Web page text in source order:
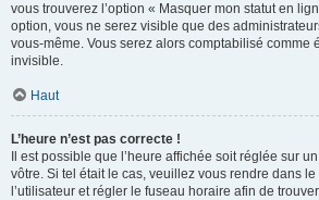
vous trouverez l’option « Masquer mon statut en
option, vous ne serez visible que des
vous-même. Vous serez alors comptabilisé comme
invisible.
Haut
L’heure n’est pas correcte !
Il est possible que l’heure affichée soit réglée sur
vôtre. Si tel était le cas, veuillez vous rendre dans
l’utilisateur et régler le fuseau horaire afin de